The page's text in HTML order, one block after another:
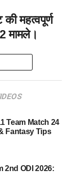
महत्वपूर्ण
मामले।
Team Match 24
Fantasy Tips
2nd ODI 2026: